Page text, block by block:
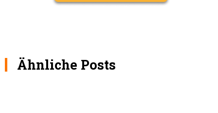
Ähnliche Posts